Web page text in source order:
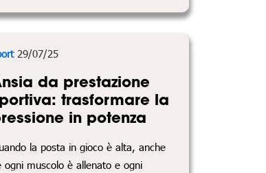
29/07/25
da prestazione
trasformare la
in potenza
la posta in gioco è alta, anche
ogni muscolo è allenato e ogni